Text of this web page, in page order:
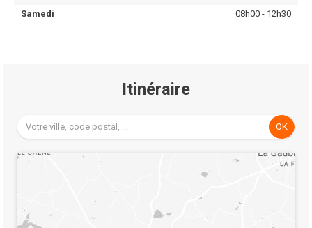
Samedi
08h00 - 12h30
Itinéraire
OK